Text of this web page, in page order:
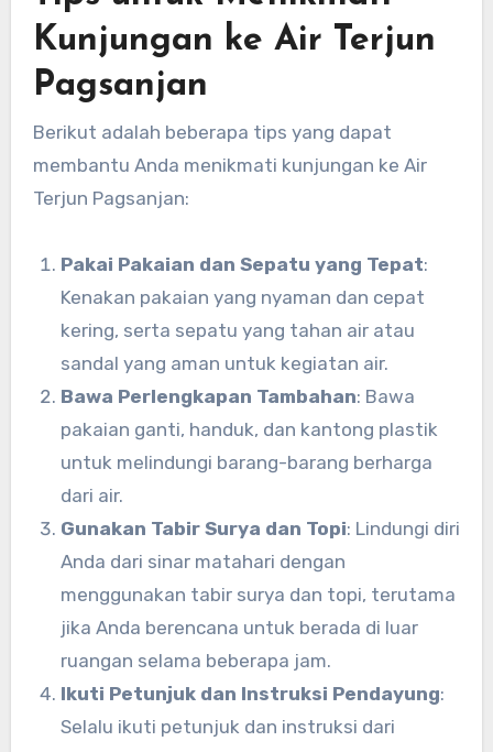
Kunjungan ke Air Terjun
Pagsanjan
Berikut adalah beberapa tips yang dapat
membantu Anda menikmati kunjungan ke Air
Terjun Pagsanjan:
Pakai Pakaian dan Sepatu yang Tepat:
Kenakan pakaian yang nyaman dan cepat
kering, serta sepatu yang tahan air atau
sandal yang aman untuk kegiatan air.
Bawa Perlengkapan Tambahan: Bawa
pakaian ganti, handuk, dan kantong plastik
untuk melindungi barang-barang berharga
dari air.
Gunakan Tabir Surya dan Topi: Lindungi diri
Anda dari sinar matahari dengan
menggunakan tabir surya dan topi, terutama
jika Anda berencana untuk berada di luar
ruangan selama beberapa jam.
Ikuti Petunjuk dan Instruksi Pendayung:
Selalu ikuti petunjuk dan instruksi dari